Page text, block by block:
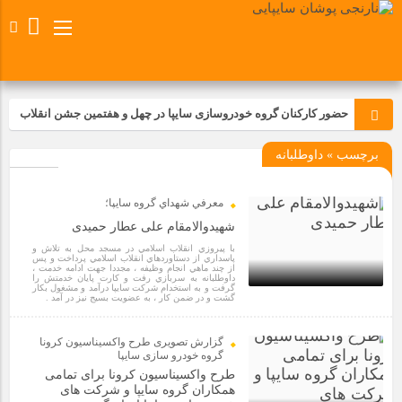
حضور کارکنان گروه خودروسازی سایپا در چهل و هفتمین جشن انقلاب
تجدید بیعت کارکنان شرکت پارس خودرو با آرمان های رهبر کبیر و فقید
مسابقات ورزشی در مگاموتوربا استقبال کارکنان برگزار شد
مراسم عزاداری و ذکرمصیبت سالروز شهادت امام محمدتقی(ع) در
شرکت زامیاد
تجربه‌ای میدانی از صنعت برای دانش‌آموزان فنی‌وحرفه‌ای؛ بازدید
دانش‌آموزان از خطوط تولید مگاموتور
برچسب » داوطلبانه
معرفي شهداي گروه سايپا؛
شهیدوالامقام علی عطار حمیدی
با پيروزي انقلاب اسلامي در مسجد محل به تلاش و
پاسداري از دستاوردهاي انقلاب اسلامي پرداخت و پس
از چند ماهي انجام وظيفه ، مجددا جهت ادامه خدمت ،
داوطلبانه به سربازي رفت و كارت پايان خدمتش را
گرفت و به استخدام شركت سايپا درآمد و مشغول بكار
گشت و در ضمن كار ، به عضويت بسيج نيز در آمد .
گزارش تصویری طرح واکسیناسیون کرونا
گروه خودرو سازی سایپا
طرح واکسیناسیون کرونا برای تمامی
همکاران گروه سایپا و شرکت های